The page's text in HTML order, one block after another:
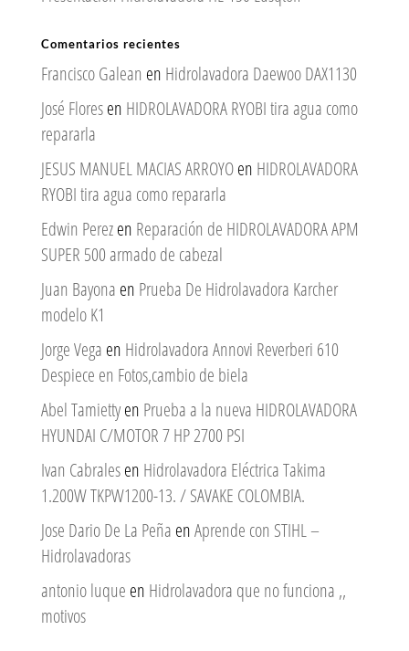
Comentarios recientes
Francisco Galean en Hidrolavadora Daewoo DAX1130
José Floresen HIDROLAVADORA RYOBI tira agua como
repararla
JESUS MANUEL MACIAS ARROYOen HIDROLAVADORA
RYOBI tira agua como repararla
Edwin Perezen Reparación de HIDROLAVADORA APM
SUPER 500 armado de cabezal
Juan Bayona en Prueba De Hidrolavadora Karcher
modelo K1
Jorge Vega en Hidrolavadora Annovi Reverberi 610
Despiece en Fotos,cambio de biela
Abel Tamiettyen Prueba a la nueva HIDROLAVADORA
HYUNDAI C/MOTOR 7 HP 2700 PSI
Ivan Cabralesen Hidrolavadora Eléctrica Takima
1.200W TKPW1200-13. / SAVAKE COLOMBIA.
Jose Dario De La Peña enAprende con STIHL –
Hidrolavadoras
antonio luque en Hidrolavadora que no funciona ,,
motivos